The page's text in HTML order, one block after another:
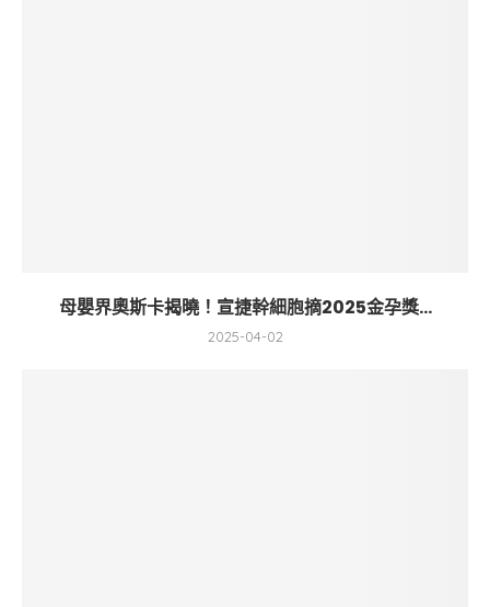
母嬰界奧斯卡揭曉！宣捷幹細胞摘2025金孕獎...
2025-04-02